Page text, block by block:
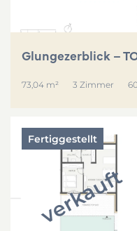
Glungezerblick –
73,04 m² 3 Zimmer
Fertiggestellt
verkauft